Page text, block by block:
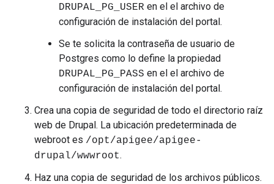
DRUPAL_PG_USER en el el archivo de
configuración de instalación del portal.
Se te solicita la contraseña de usuario de
Postgres como lo define la propiedad
DRUPAL_PG_PASS en el el archivo de
configuración de instalación del portal.
Crea una copia de seguridad de todo el directorio raíz
web de Drupal. La ubicación predeterminada de
webroot es /opt/apigee/apigee-
drupal/wwwroot.
Haz una copia de seguridad de los archivos públicos.